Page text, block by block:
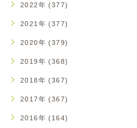
2022年 (377)
2021年 (377)
2020年 (379)
2019年 (368)
2018年 (367)
2017年 (367)
2016年 (164)